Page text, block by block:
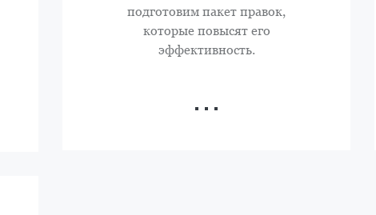
подготовим пакет правок,
которые повысят его
эффективность.